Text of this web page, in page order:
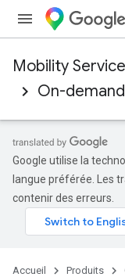
Mobility
On-
Google utilise la
langue préférée. Les
contenir des erreurs.
Accueil Produits